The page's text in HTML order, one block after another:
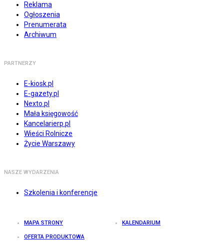
Reklama
Ogłoszenia
Prenumerata
Archiwum
PARTNERZY
E-kiosk.pl
E-gazety.pl
Nexto.pl
Mała księgowość
Kancelarierp.pl
Wieści Rolnicze
Życie Warszawy
NASZE WYDARZENIA
Szkolenia i konferencje
MAPA STRONY KALENDARIUM
OFERTA PRODUKTOWA